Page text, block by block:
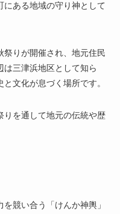
にある地域の守り神として
祭りが開催され、地元住民
三津浜地区として知ら
文化が息づく場所です。
りを通して地元の伝統や歴
競い合う「けんか神輿」